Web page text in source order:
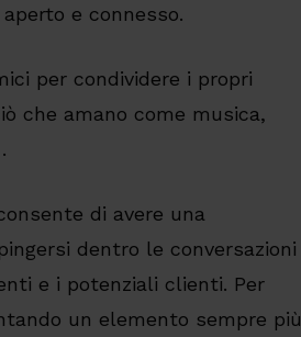
e connesso.
per condividere i propri
che amano come musica,
di avere una
dentro le conversazioni
e i potenziali clienti. Per
un elemento sempre più